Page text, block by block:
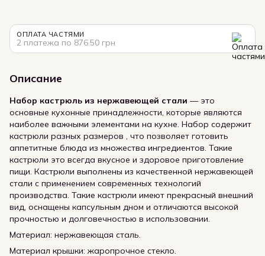
ОПЛАТА ЧАСТЯМИ
2 платежа по 876.50 грн
Описание
Набор кастрюль из нержавеющей стали — это
основные кухонные принадлежности, которые являются
наиболее важными элементами на кухне. Набор содержит
кастрюли разных размеров , что позволяет готовить
аппетитные блюда из множества ингредиентов. Такие
кастрюли это всегда вкусное и здоровое приготовление
пищи. Кастрюли выполнены из качественной нержавеющей
стали с применением современных технологий
производства. Такие кастрюли имеют прекрасный внешний
вид, оснащены капсульным дном и отличаются высокой
прочностью и долговечностью в использовании.
Материал: нержавеющая сталь.
Материал крышки: жаропрочное стекло.